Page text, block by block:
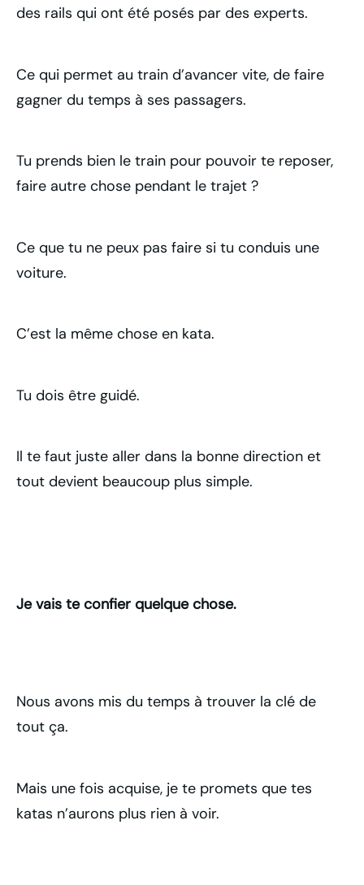
des rails qui ont été posés par des experts.
Ce qui permet au train d’avancer vite, de faire
gagner du temps à ses passagers.
Tu prends bien le train pour pouvoir te reposer,
faire autre chose pendant le trajet ?
Ce que tu ne peux pas faire si tu conduis une
voiture.
C’est la même chose en kata.
Tu dois être guidé.
Il te faut juste aller dans la bonne direction et
tout devient beaucoup plus simple.
Je vais te confier quelque chose.
Nous avons mis du temps à trouver la clé de
tout ça.
Mais une fois acquise, je te promets que tes
katas n’aurons plus rien à voir.